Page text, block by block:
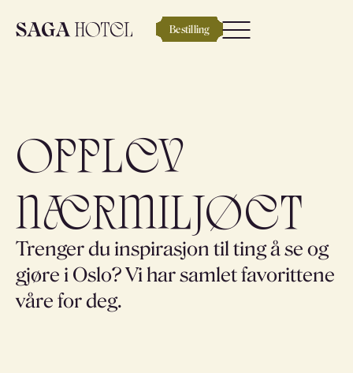
Bestilling
Opplev
nærmiljøet
Trenger du inspirasjon til ting å se og
gjøre i Oslo? Vi har samlet favorittene
våre for deg.